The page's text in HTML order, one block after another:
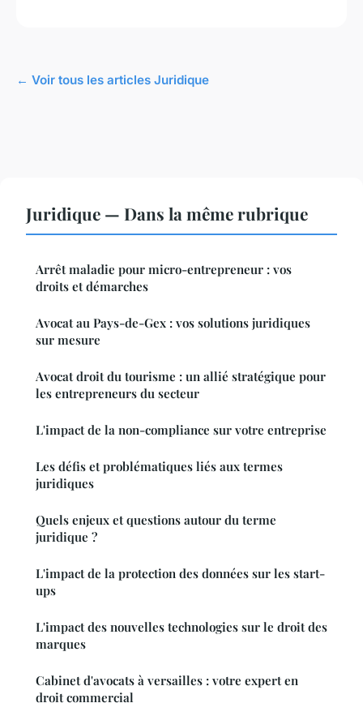
← Voir tous les articles Juridique
Juridique — Dans la même rubrique
Arrêt maladie pour micro-entrepreneur : vos
droits et démarches
Avocat au Pays-de-Gex : vos solutions juridiques
sur mesure
Avocat droit du tourisme : un allié stratégique pour
les entrepreneurs du secteur
L'impact de la non-compliance sur votre entreprise
Les défis et problématiques liés aux termes
juridiques
Quels enjeux et questions autour du terme
juridique ?
L'impact de la protection des données sur les start-
ups
L'impact des nouvelles technologies sur le droit des
marques
Cabinet d'avocats à versailles : votre expert en
droit commercial